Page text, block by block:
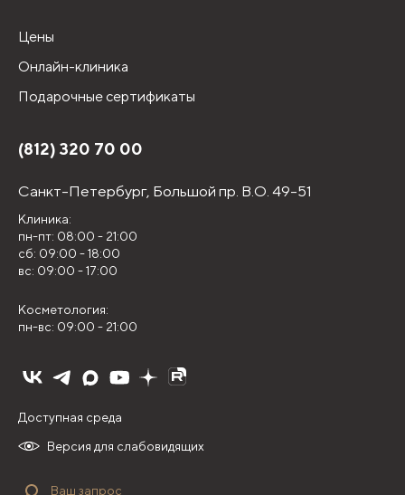
Цены
Онлайн-клиника
Подарочные сертификаты
(812) 320 70 00
Санкт-Петербург, Большой пр. В.О. 49-51
Клиника:
пн-пт: 08:00 - 21:00
сб: 09:00 - 18:00
вс: 09:00 - 17:00
Косметология:
пн-вс: 09:00 - 21:00
Версия для слабовидящих
Доступная среда